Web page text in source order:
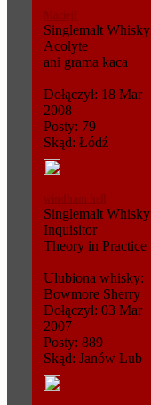
Maciejf
Singlemalt Whisky
Acolyte
ani grama kaca
Dołączył: 18 Mar
2008
Posty: 79
Skąd: Łódź
windham hell
Singlemalt Whisky
Inquisitor
Theory in Practice
Ulubiona whisky:
Bowmore Sherry
Dołączył: 03 Mar
2007
Posty: 889
Skąd: Janów Lub